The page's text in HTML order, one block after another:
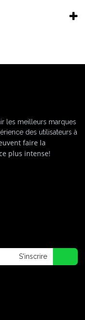
les meilleurs marques
des utilisateurs à
faire la
plus intense!
S'inscrire